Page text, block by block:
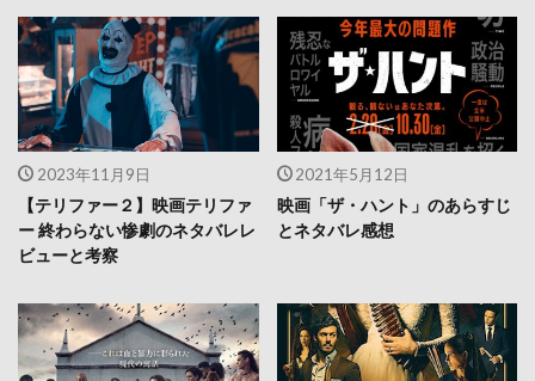
2023年11月9日
【テリファー２】映画テリファ
ー 終わらない惨劇のネタバレレ
ビューと考察
2021年5月12日
映画「ザ・ハント」のあらすじ
とネタバレ感想